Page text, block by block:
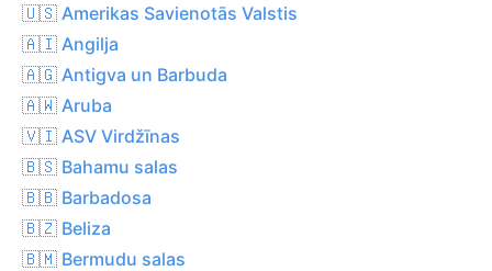
🇺🇸 Amerikas Savienotās Valstis
🇦🇮 Angilja
🇦🇬 Antigva un Barbuda
🇦🇼 Aruba
🇻🇮 ASV Virdžīnas
🇧🇸 Bahamu salas
🇧🇧 Barbadosa
🇧🇿 Beliza
🇧🇲 Bermudu salas